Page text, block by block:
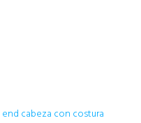
cabeza con costura